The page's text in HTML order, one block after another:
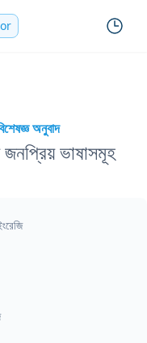
অনুবাদ
ভাষাসমূহ